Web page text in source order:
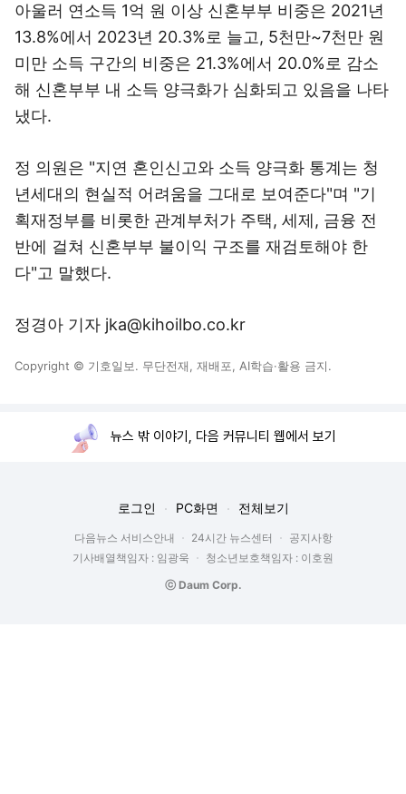
아울러 연소득 1억 원 이상 신혼부부 비중은 2021년
13.8%에서 2023년 20.3%로 늘고, 5천만~7천만 원
미만 소득 구간의 비중은 21.3%에서 20.0%로 감소
해 신혼부부 내 소득 양극화가 심화되고 있음을 나타
냈다.
정 의원은 "지연 혼인신고와 소득 양극화 통계는 청
년세대의 현실적 어려움을 그대로 보여준다"며 "기
획재정부를 비롯한 관계부처가 주택, 세제, 금융 전
반에 걸쳐 신혼부부 불이익 구조를 재검토해야 한
다"고 말했다.
정경아 기자 jka@kihoilbo.co.kr
Copyright © 기호일보. 무단전재, 재배포, AI학습·활용 금지.
뉴스 밖 이야기, 다음 커뮤니티 웹에서 보기
로그인 PC화면 전체보기
다음뉴스 서비스안내 24시간 뉴스센터
공지사항
기사배열책임자 : 임광욱
청소년보호책임자 : 이호원
ⓒ Daum Corp.